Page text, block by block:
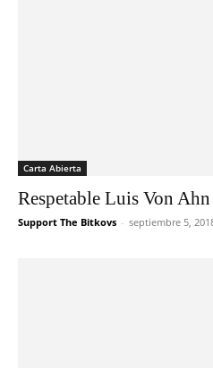
Carta Abierta
Respetable Luis Von
Support The Bitkovs - septiembre 5,